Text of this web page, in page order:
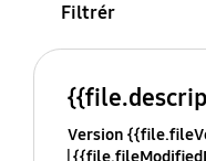
Filtrér
Version